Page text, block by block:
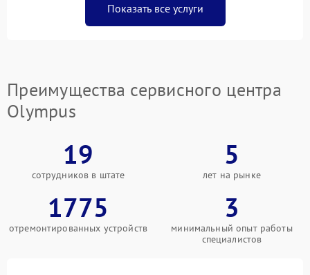
Показать все услуги
Преимущества сервисного центра
Olympus
19
сотрудников в штате
5
лет на рынке
1775
отремонтированных устройств
3
минимальный опыт работы
специалистов